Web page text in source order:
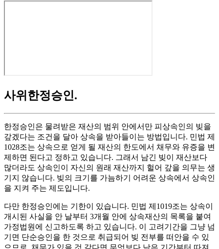
사위한정승인.
한정승인은 물려받은 재산의 범위 안에서만 피상속인의 빚을
갚겠다는 조건을 달아 상속을 받아들이는 방법입니다. 민법 제
1028조는 상속으로 얻게 될 재산의 한도에서 채무와 유증을 변
제하면 된다고 정하고 있습니다. 그래서 남긴 빚이 재산보다
많더라도 상속인이 자신의 원래 재산까지 헐어 갚을 의무는 생
기지 않습니다. 빚의 크기를 가늠하기 어려운 상속에서 상속인
을 지켜 주는 제도입니다.
다만 한정승인에는 기한이 있습니다. 민법 제1019조는 상속이
개시된 사실을 안 날부터 3개월 안에 상속재산의 목록을 붙여
가정법원에 신고하도록 하고 있습니다. 이 고려기간을 그냥 넘
기면 단순승인을 한 것으로 취급되어 빚 전부를 떠안을 수 있
으므로, 채무가 있을 것 같다면 무엇보다 남은 기간부터 따져